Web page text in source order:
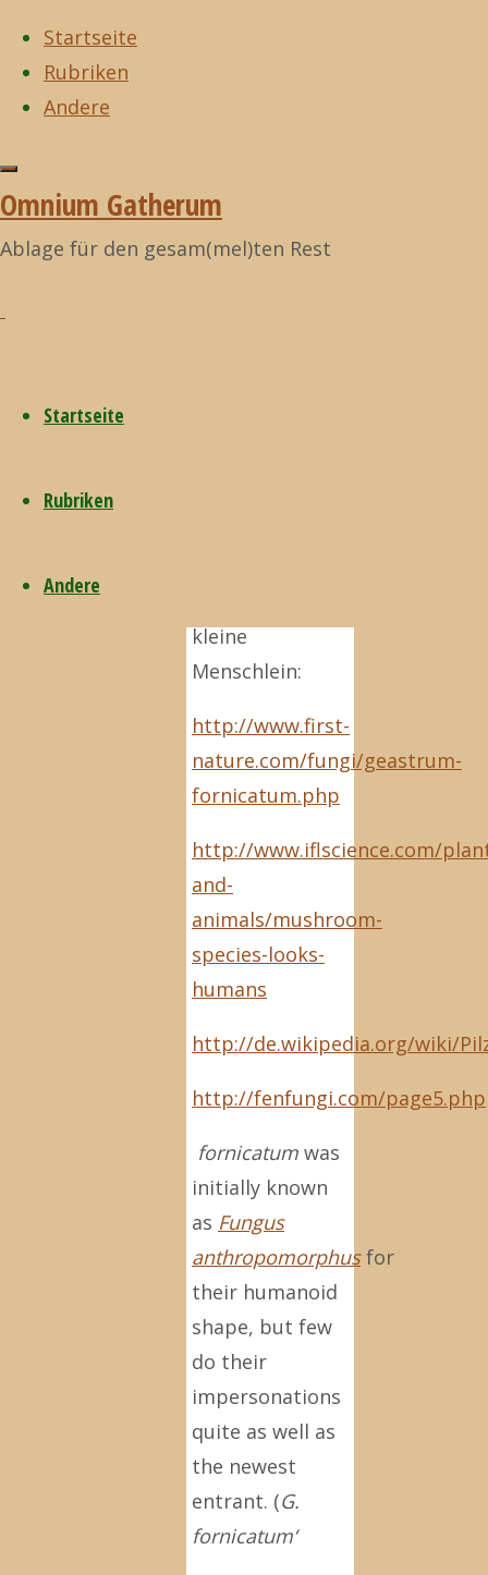
Zum
springen
Startseite
Rubriken
Andere
Omnium Gatherum
Ablage für den gesam(mel)ten Rest
Startseite
Rubriken
Andere
science!
Menschenkinderpilzescience!
kleine
Menschlein:
http://www.first-
nature.com/fungi/geastrum-
fornicatum.php
http://www.iflscience.com/
and-
animals/mushroom-
species-looks-
humans
http://de.wikipedia.org/wiki/
http://fenfungi.com/page5.php
fornicatumwas
initially known
as Fungus
anthropomorphusfor
their humanoid
shape, but few
do their
impersonations
quite as well as
the newest
entrant. (G.
fornicatum‘